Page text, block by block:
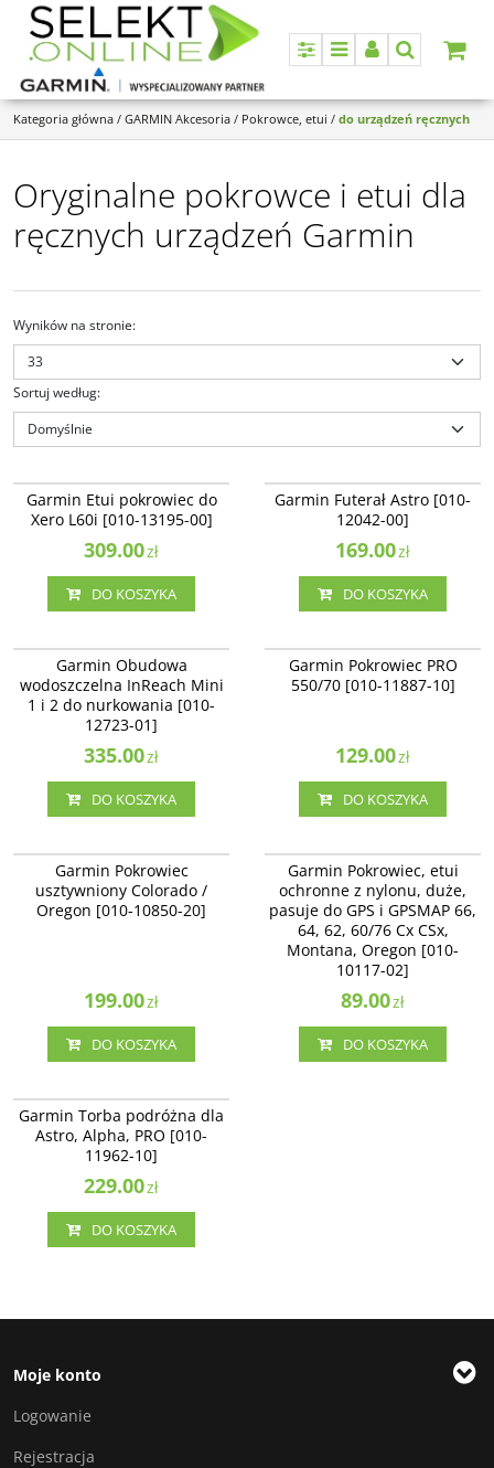
PanelMenuPanelSzukaj
Kategoria główna / GARMIN Akcesoria / Pokrowce, etui / do urządzeń ręcznych
Oryginalne pokrowce i etui dla
ręcznych urządzeń Garmin
Wyników na stronie:
Sortuj według:
Garmin Etui pokrowiec do Xero
L60i [010-13195-00]
Garmin Etui pokrowiec do
Xero L60i [010-13195-00]
309.00zł
DO KOSZYKA
Futerał / walizka (Astro® 320/DC™
50)
Dostępność Produkt
sprowadzany na zamówienie
Garmin Futerał Astro [010-
12042-00]
169.00zł
DO KOSZYKA
Garmin Obudowa wodoszczelna
InReach Mini 1 i 2 do nurkowania
[010-12723-01]
Garmin Obudowa
wodoszczelna InReach Mini
1 i 2 do nurkowania [010-
12723-01]
335.00zł
DO KOSZYKA
Futerał na urządzenie serii PRO
Dostępność: Produkt
sprowadzany na zamówienie
Garmin Pokrowiec PRO
550/70 [010-11887-10]
129.00zł
DO KOSZYKA
Pokrowiec usztywniony
Garmin Pokrowiec
usztywniony Colorado /
Oregon [010-10850-20]
199.00zł
DO KOSZYKA
Pokrowiec uniwersalny (duży)
Garmin Pokrowiec, etui
ochronne z nylonu, duże,
pasuje do GPS i GPSMAP 66,
64, 62, 60/76 Cx CSx,
Montana, Oregon [010-
10117-02]
89.00zł
DO KOSZYKA
Torba podróżna dla
Astro/Alpha/PRO
Garmin Torba podróżna dla
Astro, Alpha, PRO [010-
11962-10]
229.00zł
DO KOSZYKA
Moje konto
Logowanie
Rejestracja